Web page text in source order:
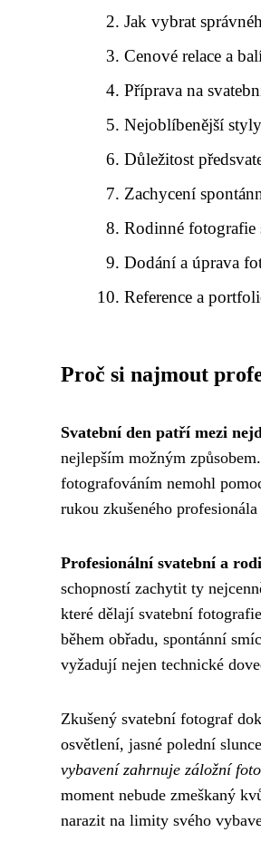
Jak vybrat
Cenové relace a
Příprava na
Nejoblíbenější
Důležitost
Zachycení
Rodinné fotografie
Dodání a úprava
Reference a
Proč si najmout
Svatební den patří mezi
nejlepším možným
fotografováním nemohl
rukou zkušeného
Profesionální svatební a
schopností zachytit ty
které dělají svatební
během obřadu, spontánní
vyžadují nejen technické
Zkušený svatební fotograf
osvětlení, jasné polední
vybavení zahrnuje záložní
moment nebude zmeškaný
narazit na limity svého